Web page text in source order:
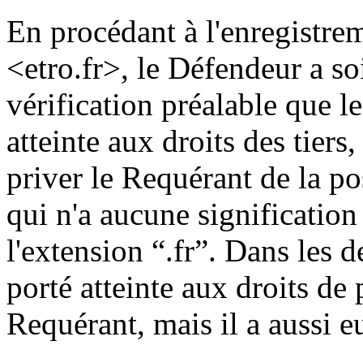
En procédant à
<etro.fr>, le Défendeur a
vérification préalable que
atteinte aux droits des
priver le Requérant de la
qui n'a aucune
l'extension “.fr”. Dans les
porté atteinte aux droits
Requérant, mais il a aussi